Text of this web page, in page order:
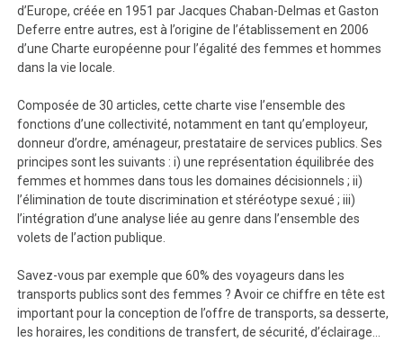
d’Europe, créée en 1951 par Jacques Chaban-Delmas et Gaston
Deferre entre autres, est à l’origine de l’établissement en 2006
d’une Charte européenne pour l’égalité des femmes et hommes
dans la vie locale.
Composée de 30 articles, cette charte vise l’ensemble des
fonctions d’une collectivité, notamment en tant qu’employeur,
donneur d’ordre, aménageur, prestataire de services publics. Ses
principes sont les suivants : i) une représentation équilibrée des
femmes et hommes dans tous les domaines décisionnels ; ii)
l’élimination de toute discrimination et stéréotype sexué ; iii)
l’intégration d’une analyse liée au genre dans l’ensemble des
volets de l’action publique.
Savez-vous par exemple que 60% des voyageurs dans les
transports publics sont des femmes ? Avoir ce chiffre en tête est
important pour la conception de l’offre de transports, sa desserte,
les horaires, les conditions de transfert, de sécurité, d’éclairage…